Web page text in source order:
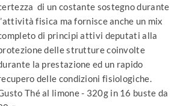
di un costante sostegno durante
fisica ma fornisce anche un mix
di principi attivi deputati alla
delle strutture coinvolte
la prestazione ed un rapido
delle condizioni fisiologiche.
Thé al limone - 320g in 16 buste da